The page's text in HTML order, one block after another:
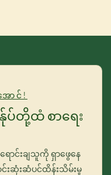
ာင်!
န်ုပ်တို့ထံ စာရေး
ာင်းချသူကို ရှာဖွေနေ
းဆုံးဆံပင်ထိန်းသိမ်းမှု